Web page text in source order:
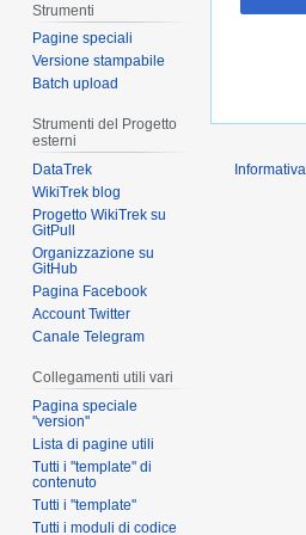
Strumenti
Pagine speciali
Versione stampabile
Batch upload
Strumenti del Progetto
esterni
DataTrek
WikiTrek blog
Progetto WikiTrek su
GitPull
Organizzazione su
GitHub
Pagina Facebook
Account Twitter
Canale Telegram
Collegamenti utili vari
Pagina speciale
''version''
Lista di pagine utili
Tutti i ''template'' di
contenuto
Tutti i ''template''
Tutti i moduli di codice